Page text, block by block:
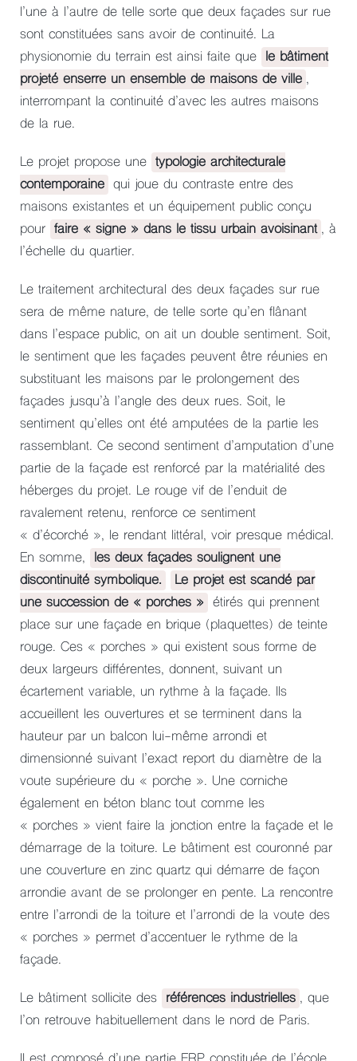
l’une à l’autre de telle sorte que deux façades sur rue
sont constituées sans avoir de continuité. La
physionomie du terrain est ainsi faite que le bâtiment
projeté enserre un ensemble de maisons de ville ,
interrompant la continuité d’avec les autres maisons
de la rue.
Le projet propose une typologie architecturale
contemporaine qui joue du contraste entre des
maisons existantes et un équipement public conçu
pour faire « signe » dans le tissu urbain avoisinant , à
l’échelle du quartier.
Le traitement architectural des deux façades sur rue
sera de même nature, de telle sorte qu’en flânant
dans l’espace public, on ait un double sentiment. Soit,
le sentiment que les façades peuvent être réunies en
substituant les maisons par le prolongement des
façades jusqu’à l’angle des deux rues. Soit, le
sentiment qu’elles ont été amputées de la partie les
rassemblant. Ce second sentiment d’amputation d’une
partie de la façade est renforcé par la matérialité des
héberges du projet. Le rouge vif de l’enduit de
ravalement retenu, renforce ce sentiment
« d’écorché », le rendant littéral, voir presque médical.
En somme, les deux façades soulignent une
discontinuité symbolique.
Le projet est scandé par
une succession de « porches » étirés qui prennent
place sur une façade en brique (plaquettes) de teinte
rouge. Ces « porches » qui existent sous forme de
deux largeurs différentes, donnent, suivant un
écartement variable, un rythme à la façade. Ils
accueillent les ouvertures et se terminent dans la
hauteur par un balcon lui-même arrondi et
dimensionné suivant l’exact report du diamètre de la
voute supérieure du « porche ». Une corniche
également en béton blanc tout comme les
« porches » vient faire la jonction entre la façade et le
démarrage de la toiture. Le bâtiment est couronné par
une couverture en zinc quartz qui démarre de façon
arrondie avant de se prolonger en pente. La rencontre
entre l’arrondi de la toiture et l’arrondi de la voute des
« porches » permet d’accentuer le rythme de la
façade.
Le bâtiment sollicite des références industrielles , que
l’on retrouve habituellement dans le nord de Paris.